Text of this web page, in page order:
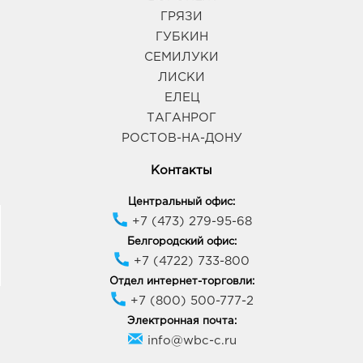
309181, Белгородская обл, г Губкин, ул
График работы:9:00 - 20:00
Курск Европа-29: 745.0 руб.
Курск МегаГРИНН: 745.0 руб.
График работы:10:00 - 22:00
Курск Европа-20: 745.0 руб.
305040, Курская область, г Курск, пр-кт Дружбы,
График работы:9:00 - 21:00
ГРЯЗИ
ГУБКИН
СЕМИЛУКИ
ЛИСКИ
ЕЛЕЦ
ТАГАНРОГ
РОСТОВ-НА-ДОНУ
Контакты
Центральный офис:
+7 (473) 279-95-68
Белгородский офис:
+7 (4722) 733-800
Отдел интернет-торговли:
+7 (800) 500-777-2
Электронная почта:
info@wbc-c.ru